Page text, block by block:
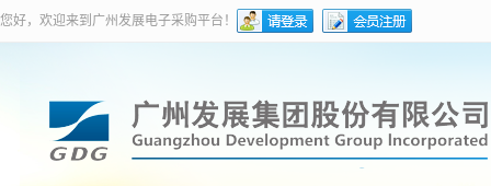
您好，欢迎来到广州发展电子采购平台！